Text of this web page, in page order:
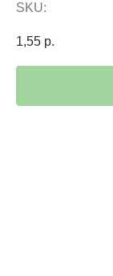
SKU:
1,55 р.